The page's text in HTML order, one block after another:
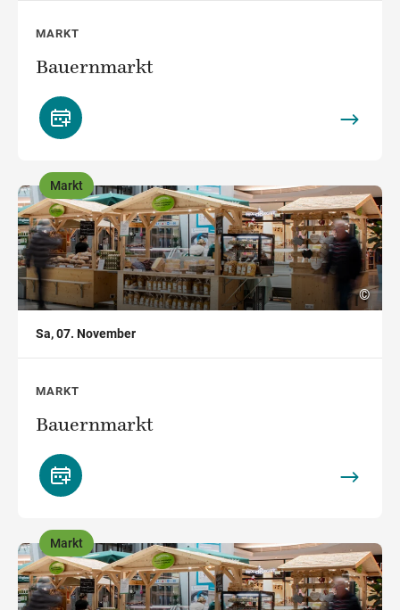
MARKT
Bauernmarkt
,
©
Markt
Sa, 07. November
MARKT
Bauernmarkt
,
Markt